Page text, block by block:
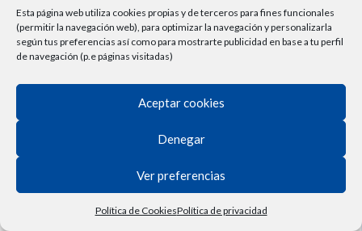
Esta página web utiliza cookies propias y de terceros para fines funcionales
(permitir la navegación web), para optimizar la navegación y personalizarla
según tus preferencias así como para mostrarte publicidad en base a tu perfil
de navegación (p.e páginas visitadas)
Aceptar cookies
Denegar
Ver preferencias
Política de CookiesPolítica de privacidad
La viscosidad recomendada depende del motor específico y
el año de fabricación de tu Porsche Macan Turbo. Usa
nuestro buscador de compatibilidad para encontrar el aceite
¿Cada cuánto hay que cambiar el aceite en un
Porsche Macan Turbo?
Mi cuentaVehículo